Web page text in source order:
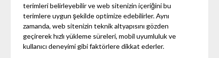
terimleri belirleyebilir ve web sitenizin içeriğini bu
terimlere uygun şekilde optimize edebilirler. Aynı
zamanda, web sitenizin teknik altyapısını gözden
geçirerek hızlı yükleme süreleri, mobil uyumluluk ve
kullanıcı deneyimi gibi faktörlere dikkat ederler.